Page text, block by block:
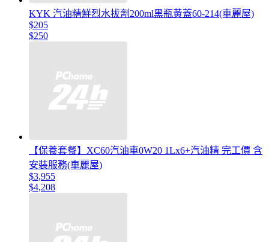
KYK 汽油精鮮烈水拔劑200ml黑瓶黃蓋60-214(車麗屋)
$205
$250
【保養套餐】XC60汽油車0W20 1Lx6+汽油精 完工價 含
安裝服務(車麗屋)
$3,955
$4,208